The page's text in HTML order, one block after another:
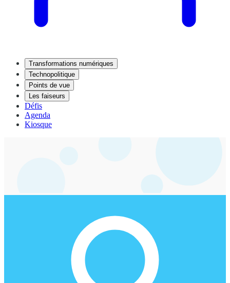
Transformations numériques
Technopolitique
Points de vue
Les faiseurs
Défis
Agenda
Kiosque